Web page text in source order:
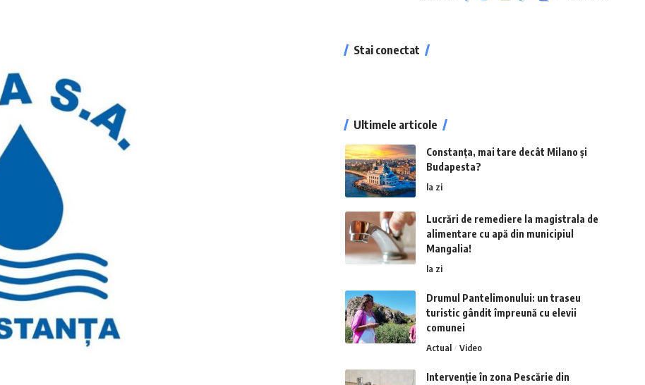
Stai conectat
Ultimele articole
Constanța, mai tare decât Milano și
Budapesta?
la zi
Lucrări de remediere la magistrala de
alimentare cu apă din municipiul
Mangalia!
la zi
Drumul Pantelimonului: un traseu
turistic gândit împreună cu elevii
comunei
Actual Video
Intervenție în zona Pescărie din